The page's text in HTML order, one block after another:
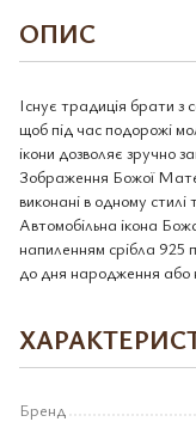
ОПИС
Існує традиція брати з
щоб під час подорожі
ікони дозволяє зручно
Зображення Божої
виконані в одному
Автомобільна ікона
напиленням срібла 925
до дня народження або
Бренд